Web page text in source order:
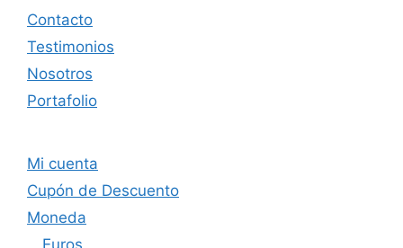
Contacto
Testimonios
Nosotros
Portafolio
Mi cuenta
Cupón de Descuento
Moneda
Euros